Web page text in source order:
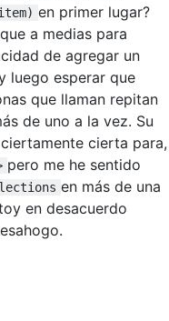
en primer lugar?
a medias para
de agregar un
luego esperar que
que llaman repitan
de uno a la vez. Su
cierta para,
pero me he sentido
en más de una
en desacuerdo